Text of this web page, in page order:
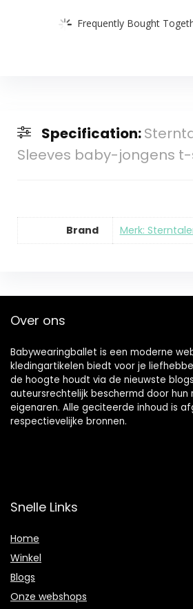
Frequently Bought
Specification:
Sleeves baby-jongens
Brand Merk:
Over ons
Babywearingballet is een moderne
kledingartikelen biedt voor je
de hoogte houdt via de nieuwste
auteursrechtelijk beschermd door hun
eigenaren. Alle geciteerde inhoud is
respectievelijke bronnen.
Snelle Links
Home
Winkel
Blogs
Onze webshops